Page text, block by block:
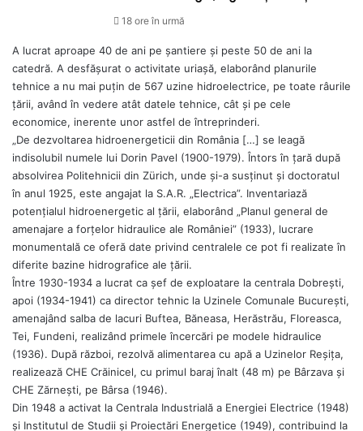
18 ore în urmă
A lucrat aproape 40 de ani pe şantiere şi peste 50 de ani la
catedră. A desfăşurat o activitate uriaşă, elaborând planurile
tehnice a nu mai puţin de 567 uzine hidroelectrice, pe toate râurile
ţării, având în vedere atât datele tehnice, cât şi pe cele
economice, inerente unor astfel de întreprinderi.
„De dezvoltarea hidroenergeticii din România […] se leagă
indisolubil numele lui Dorin Pavel (1900-1979). Întors în ţară după
absolvirea Politehnicii din Zürich, unde şi-a susținut şi doctoratul
în anul 1925, este angajat la S.A.R. „Electrica”. Inventariază
potenţialul hidroenergetic al ţării, elaborând „Planul general de
amenajare a forțelor hidraulice ale României” (1933), lucrare
monumentală ce oferă date privind centralele ce pot fi realizate în
diferite bazine hidrografice ale ţării.
Între 1930-1934 a lucrat ca șef de exploatare la centrala Dobrești,
apoi (1934-1941) ca director tehnic la Uzinele Comunale București,
amenajând salba de lacuri Buftea, Băneasa, Herăstrău, Floreasca,
Tei, Fundeni, realizând primele încercări pe modele hidraulice
(1936). După război, rezolvă alimentarea cu apă a Uzinelor Reșița,
realizează CHE Crăinicel, cu primul baraj înalt (48 m) pe Bârzava şi
CHE Zărnești, pe Bârsa (1946).
Din 1948 a activat la Centrala Industrială a Energiei Electrice (1948)
și Institutul de Studii şi Proiectări Energetice (1949), contribuind la